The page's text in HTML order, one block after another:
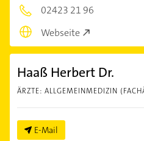
02423 21 96
Webseite
Haaß Herbert Dr.
ÄRZTE: ALLGEMEINMEDIZIN
E-Mail